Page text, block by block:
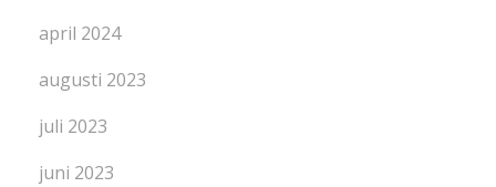
april 2024
augusti 2023
juli 2023
juni 2023